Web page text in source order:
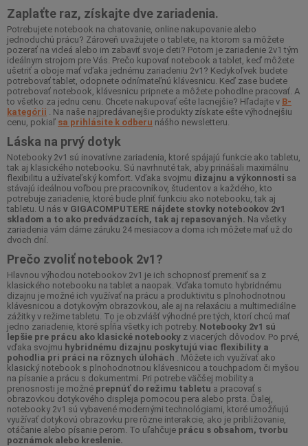
Zaplaťte raz, získajte dve zariadenia.
Potrebujete notebook na chatovanie, online nakupovanie alebo
jednoduchú prácu? Zároveň uvažujete o tablete, na ktorom sa môžete
pozerať na videá alebo im zabaviť svoje deti? Potom je zariadenie 2v1 tým
ideálnym strojom pre Vás. Prečo kupovať notebook a tablet, keď môžete
ušetriť a oboje mať vďaka jednému zariadeniu 2v1? Kedykoľvek budete
potrebovať tablet, odopnete odnímateľnú klávesnicu. Keď zase budete
potrebovať notebook, klávesnicu pripnete a môžete pohodlne pracovať. A
to všetko za jednu cenu. Chcete nakupovať ešte lacnejšie? Hľadajte v B-
kategórii . Na naše najpredávanejšie produkty získate ešte výhodnejšiu
cenu, pokiaľ sa prihlásite k odberu nášho newsletteru.
Láska na prvý dotyk
Notebooky 2v1 sú inovatívne zariadenia, ktoré spájajú funkcie ako tabletu,
tak aj klasického notebooku. Sú navrhnuté tak, aby prinášali maximálnu
flexibilitu a užívateľský komfort. Vďaka svojmu dizajnu a výkonnosti sa
stávajú ideálnou voľbou pre pracovníkov, študentov a každého, kto
potrebuje zariadenie, ktoré bude plniť funkciu ako notebooku, tak aj
tabletu. U nás v GIGACOMPUTERE nájdete stovky notebookov 2v1
skladom a to ako predvádzacích, tak aj repasovaných. Na všetky
zariadenia vám dáme záruku 24 mesiacov a doma ich môžete mať už do
dvoch dní.
Prečo zvoliť notebook 2v1?
Hlavnou výhodou notebookov 2v1 je ich schopnosť premeniť sa z
klasického notebooku na tablet a naopak. Vďaka tomuto hybridnému
dizajnu je možné ich využívať na prácu a produktivitu s plnohodnotnou
klávesnicou a dotykovým obrazovkou, ale aj na relaxáciu a multimediálne
zážitky v režime tabletu. To je obzvlášť výhodné pre tých, ktorí chcú mať
jedno zariadenie, ktoré spĺňa všetky ich potreby. Notebooky 2v1 sú
lepšie pre prácu ako klasické notebooky z viacerých dôvodov. Po prvé,
vďaka svojmu hybridnému dizajnu poskytujú viac flexibility a
pohodlia pri práci na rôznych úlohách . Môžete ich využívať ako
klasický notebook s plnohodnotnou klávesnicou a touchpadom či myšou
na písanie a prácu s dokumentmi. Pri potrebe väčšej mobility a
prenosnosti je možné prepnúť do režimu tabletu a pracovať s
obrazovkou dotykového displeja pomocou pera alebo prsta. Ďalej,
notebooky 2v1 sú vybavené modernými technológiami, ktoré umožňujú
využívať dotykovú obrazovku pre rôzne interakcie, ako je približovanie,
otáčanie alebo písanie perom. To uľahčuje prácu s obsahom, tvorbu
poznámok alebo kreslenie.